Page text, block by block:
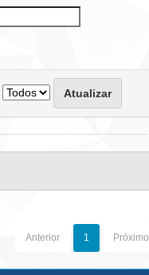
Anterior 1 Próximo